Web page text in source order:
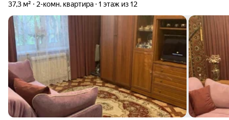
37,3 м² 2-комн. квартира 1 этаж из 12